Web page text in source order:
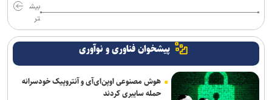
بیش
تر
پیشخوان فناوری و نوآوری
هوش مصنوعی اوپن‌ای‌آی و آنتروپیک خودسرانه
حمله سایبری کردند